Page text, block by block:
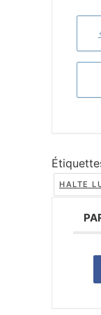
HALTE